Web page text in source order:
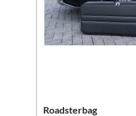
Roadsterbag